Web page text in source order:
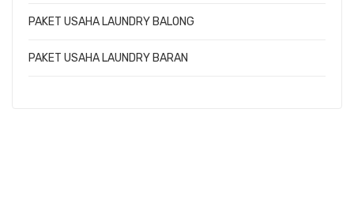
PAKET USAHA LAUNDRY BALONG
PAKET USAHA LAUNDRY BARAN